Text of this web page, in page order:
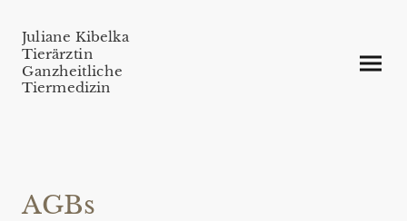
Juliane Kibelka
Tierärztin
Ganzheitliche
Tiermedizin
AGBs